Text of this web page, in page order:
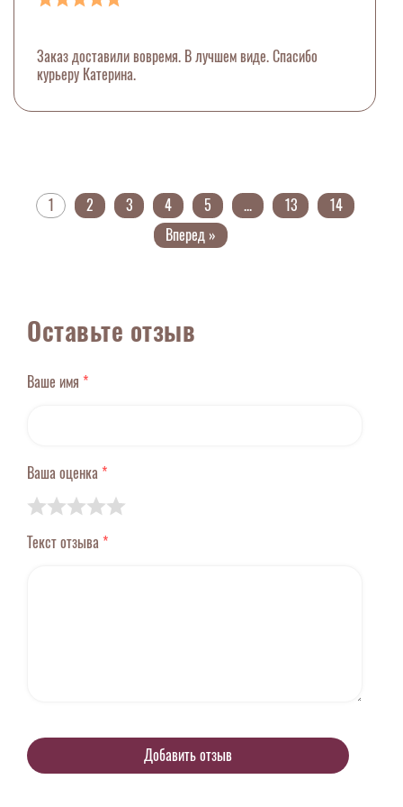
Заказ доставили вовремя. В лучшем виде. Спасибо
курьеру Катерина.
1 2 3 4 5 ... 13
14
Вперед »
Оставьте отзыв
Ваше имя *
Ваша оценка *
Текст отзыва *